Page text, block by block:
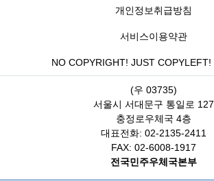
개인정보취급방침
서비스이용약관
NO COPYRIGHT! JUST COPYLEFT!
(우 03735)
서울시 서대문구 통일로 127
충정로우체국 4층
대표전화: 02-2135-2411
FAX: 02-6008-1917
전국민주우체국본부